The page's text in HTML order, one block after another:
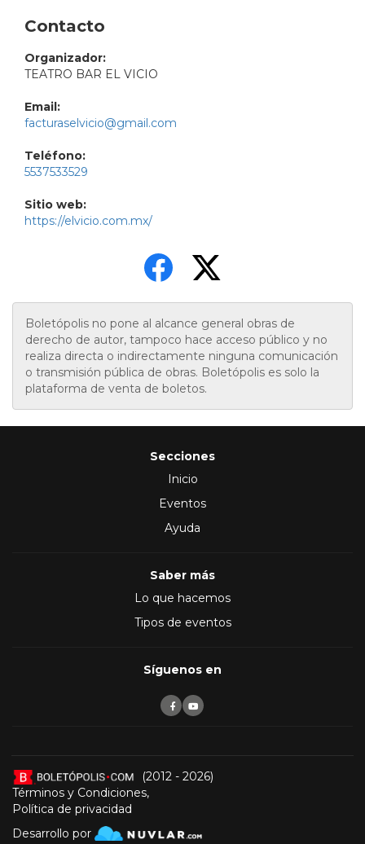
Contacto
Organizador:
TEATRO BAR EL VICIO
Email:
facturaselvicio@gmail.com
Teléfono:
5537533529
Sitio web:
https://elvicio.com.mx/
Boletópolis no pone al alcance general obras de
derecho de autor, tampoco hace acceso público y no
realiza directa o indirectamente ninguna comunicación
o transmisión pública de obras. Boletópolis es solo la
plataforma de venta de boletos.
Secciones
Inicio
Eventos
Ayuda
Saber más
Lo que hacemos
Tipos de eventos
Síguenos en
(2012 - 2026)
Términos y Condiciones,
Política de privacidad
Desarrollo por